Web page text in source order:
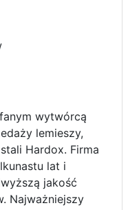
wytwórcą
lemieszy,
Hardox. Firma
lat i
jakość
Najważniejszy